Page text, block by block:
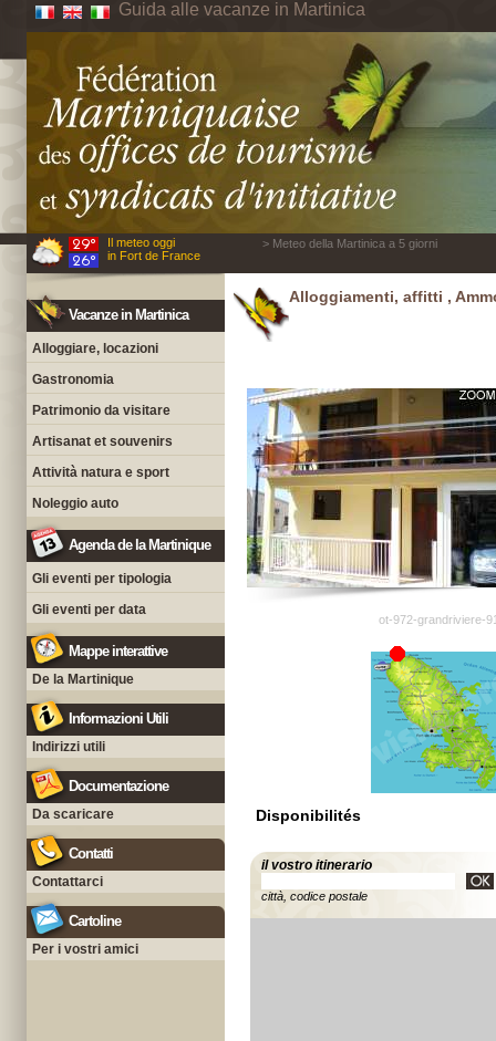
Guida alle vacanze in Martinica
Il meteo oggi
in Fort de France
> Meteo della Martinica a 5 giorni
Vacanze in Martinica
Alloggiare, locazioni
Gastronomia
Patrimonio da visitare
Artisanat et souvenirs
Attività natura e sport
Noleggio auto
Agenda de la Martinique
Gli eventi per tipologia
Gli eventi per data
Mappe interattive
De la Martinique
Informazioni Utili
Indirizzi utili
Documentazione
Da scaricare
Contatti
Contattarci
Cartoline
Per i vostri amici
Alloggiamenti, affitti ,
ot-972-grandriviere-
Disponibilités
il vostro itinerario
città, codice postale